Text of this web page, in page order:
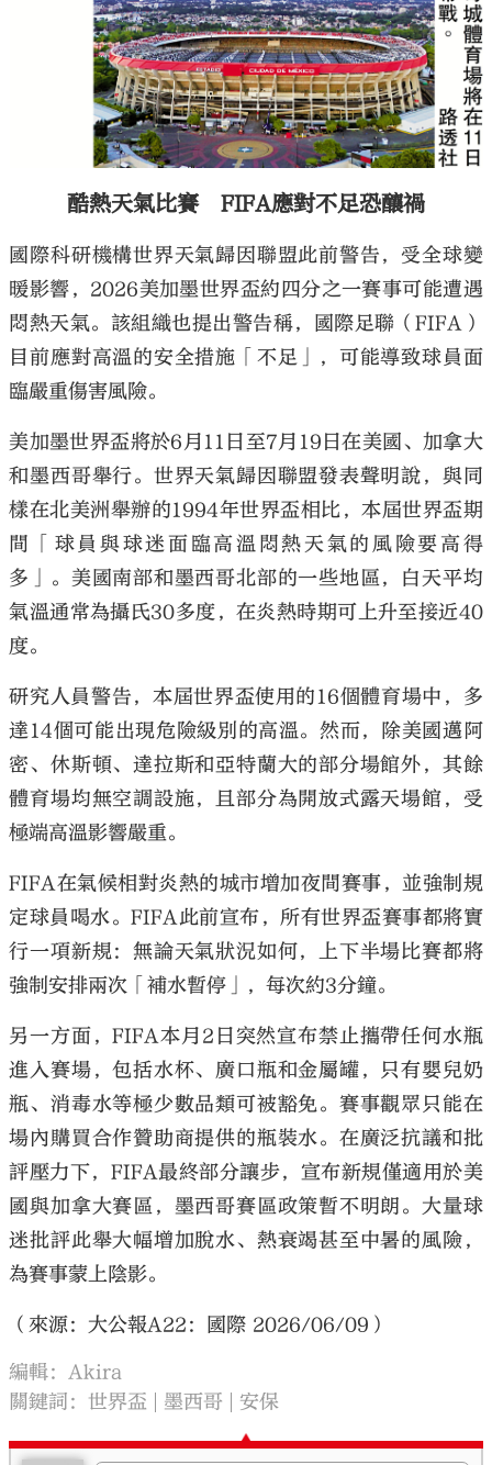
酷熱天氣比賽 FIFA應對不足恐釀禍
國際科研機構世界天氣歸因聯盟此前警告，受全球變
暖影響，2026美加墨世界盃約四分之一賽事可能遭遇
悶熱天氣。該組織也提出警告稱，國際足聯（FIFA）
目前應對高溫的安全措施「不足」，可能導致球員面
臨嚴重傷害風險。
美加墨世界盃將於6月11日至7月19日在美國、加拿大
和墨西哥舉行。世界天氣歸因聯盟發表聲明說，與同
樣在北美洲舉辦的1994年世界盃相比，本屆世界盃期
間「球員與球迷面臨高溫悶熱天氣的風險要高得
多」。美國南部和墨西哥北部的一些地區，白天平均
氣溫通常為攝氏30多度，在炎熱時期可上升至接近40
度。
研究人員警告，本屆世界盃使用的16個體育場中，多
達14個可能出現危險級別的高溫。然而，除美國邁阿
密、休斯頓、達拉斯和亞特蘭大的部分場館外，其餘
體育場均無空調設施，且部分為開放式露天場館，受
極端高溫影響嚴重。
FIFA在氣候相對炎熱的城市增加夜間賽事，並強制規
定球員喝水。FIFA此前宣布，所有世界盃賽事都將實
行一項新規：無論天氣狀況如何，上下半場比賽都將
強制安排兩次「補水暫停」，每次約3分鐘。
另一方面，FIFA本月2日突然宣布禁止攜帶任何水瓶
進入賽場，包括水杯、廣口瓶和金屬罐，只有嬰兒奶
瓶、消毒水等極少數品類可被豁免。賽事觀眾只能在
場內購買合作贊助商提供的瓶裝水。在廣泛抗議和批
評壓力下，FIFA最終部分讓步，宣布新規僅適用於美
國與加拿大賽區，墨西哥賽區政策暫不明朗。大量球
迷批評此舉大幅增加脫水、熱衰竭甚至中暑的風險，
為賽事蒙上陰影。
（來源：大公報A22：國際 2026/06/09）
編輯：Akira
關鍵詞： 世界盃 墨西哥 安保